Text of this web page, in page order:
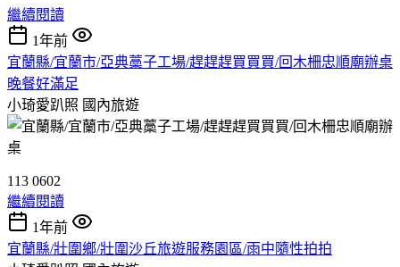
繼續閱讀
1年前
宜蘭縣/宜蘭市/亞典藁子工場/趕趕趕買買買/回木柵忠順廟辦桌
晚餐好滿足
小琦愛趴照 國內旅遊
113 0602
繼續閱讀
1年前
宜蘭縣/壯圍鄉/壯圍沙丘旅遊服務園區/雨中隨性拍拍